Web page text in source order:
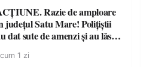
Razie de amploare
județul Satu Mare! Polițiștii
dat sute de amenzi și au lăsat
zi
1 zi